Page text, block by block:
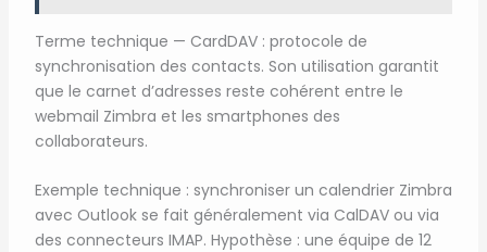
Terme technique — CardDAV : protocole de
synchronisation des contacts. Son utilisation garantit
que le carnet d’adresses reste cohérent entre le
webmail Zimbra et les smartphones des
collaborateurs.
Exemple technique : synchroniser un calendrier Zimbra
avec Outlook se fait généralement via CalDAV ou via
des connecteurs IMAP. Hypothèse : une équipe de 12